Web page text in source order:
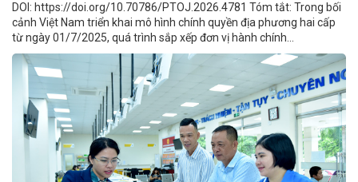
DOI: https://doi.org/10.70786/PTOJ.2026.4781 Tóm tắt: Trong bối
cảnh Việt Nam triển khai mô hình chính quyền địa phương hai cấp
từ ngày 01/7/2025, quá trình sắp xếp đơn vị hành chính...